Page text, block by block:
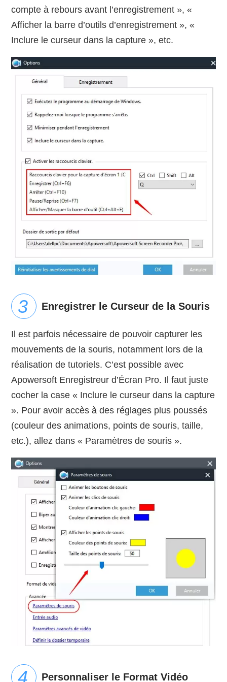
compte à rebours avant l’enregistrement », «
Afficher la barre d’outils d’enregistrement », «
Inclure le curseur dans la capture », etc.
Enregistrer le Curseur de la Souris
Il est parfois nécessaire de pouvoir capturer les
mouvements de la souris, notamment lors de la
réalisation de tutoriels. C’est possible avec
Apowersoft Enregistreur d’Écran Pro. Il faut juste
cocher la case « Inclure le curseur dans la capture
». Pour avoir accès à des réglages plus poussés
(couleur des animations, points de souris, taille,
etc.), allez dans « Paramètres de souris ».
Personnaliser le Format Vidéo